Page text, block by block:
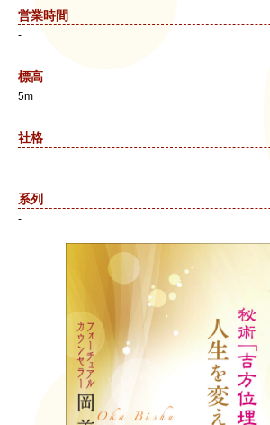
営業時間
-
標高
5m
社格
-
系列
-